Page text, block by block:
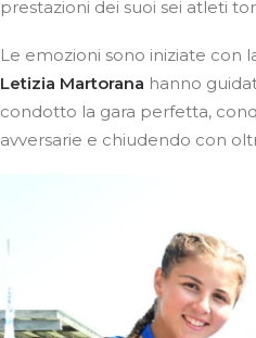
prestazioni dei suoi sei atleti
Le emozioni sono iniziate con
Letizia Martorana hanno
condotto la gara perfetta,
avversarie e chiudendo con